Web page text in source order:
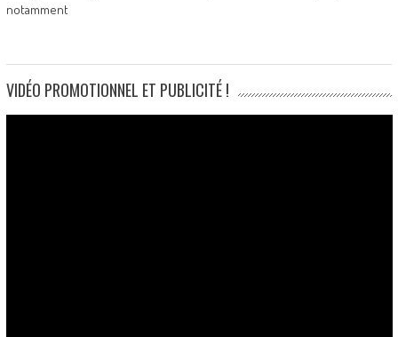
notamment
VIDÉO PROMOTIONNEL ET PUBLICITÉ !